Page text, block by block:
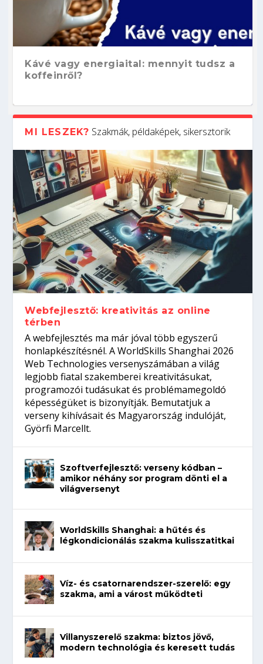
Kávé vagy energiaital: mennyit tudsz a
koffeinről?
Hogyan készíts ATS-barát önéletrajzot?
Így növelheted az esélyedet az
állásinterjúra...
Kitalálod, mire használják ezeket a
gépeket?
Nem sikerült az egyetemi felvételi?
Tanulj szakmát!
Szoftverfejlesztő: verseny kódban –
amikor néhány sor program dönti el a
világversenyt...
MI LESZEK? Szakmák, példaképek, sikersztorik
Webfejlesztő: kreativitás az online
térben
A webfejlesztés ma már jóval több egyszerű
honlapkészítésnél. A WorldSkills Shanghai 2026
Web Technologies versenyszámában a világ
legjobb fiatal szakemberei kreativitásukat,
programozói tudásukat és problémamegoldó
képességüket is bizonyítják. Bemutatjuk a
verseny kihívásait és Magyarország indulóját,
Györfi Marcellt.
Szoftverfejlesztő: verseny kódban –
amikor néhány sor program dönti el a
világversenyt
WorldSkills Shanghai: a hűtés és
légkondicionálás szakma kulisszatitkai
Víz- és csatornarendszer-szerelő: egy
szakma, ami a várost működteti
Villanyszerelő szakma: biztos jövő,
modern technológia és keresett tudás